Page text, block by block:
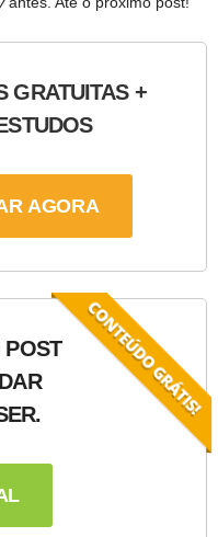
GRATUITAS +
AGORA
POST